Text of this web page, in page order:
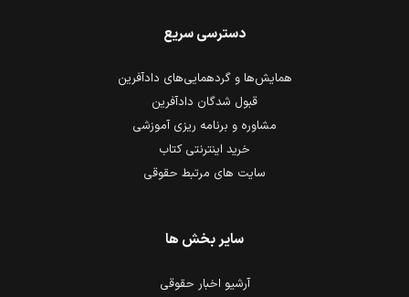
دسترسی سریع
همایش‌ها و گردهمایی‌های دادآفرین
قبول شدگان دادآفرین
مشاوره و برنامه ریزی آموزشی
خرید اینترنتی کتاب
سایت های مرتبط حقوقی
سایر بخش ها
آرشیو اخبار حقوقی